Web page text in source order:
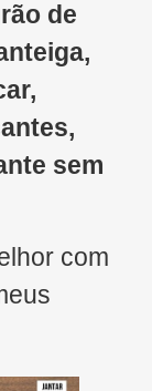
de
sem
com